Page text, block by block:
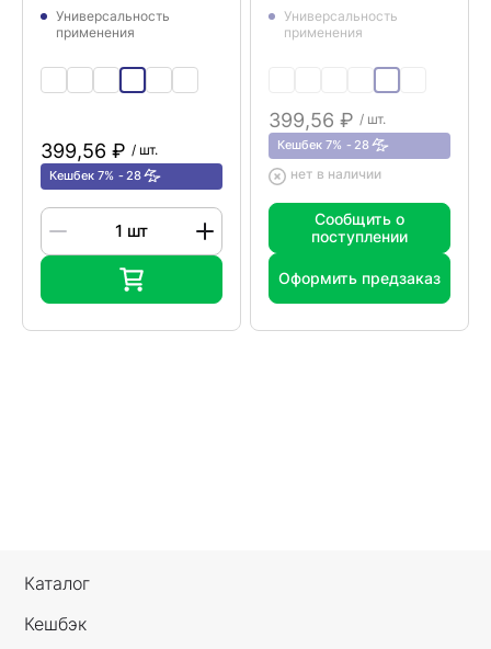
Универсальность
применения
399,56 ₽ / шт.
Кешбек 7% 28
Универсальность
применения
399,56 ₽ / шт.
Кешбек 7% 28
нет в наличии
Сообщить о
поступлении
Оформить предзаказ
Каталог
Кешбэк